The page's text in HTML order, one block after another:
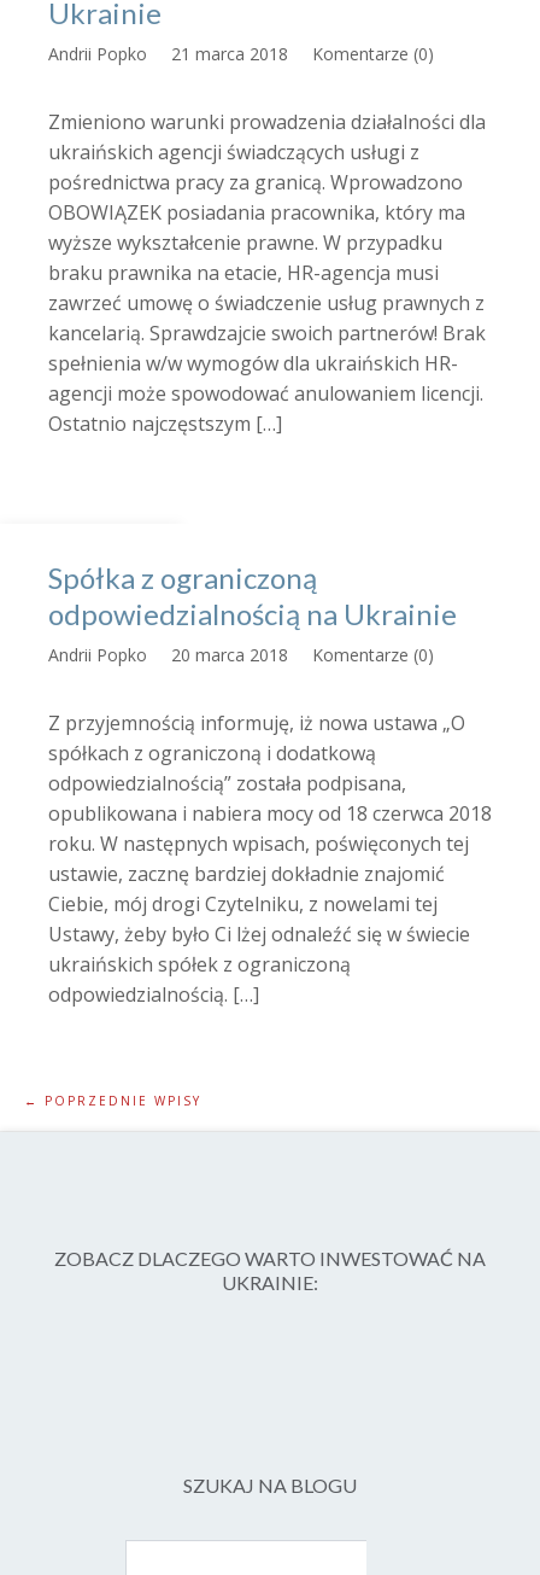
Ukrainie
Andrii Popko 21 marca 2018 Komentarze (0)
Zmieniono warunki prowadzenia działalności dla
ukraińskich agencji świadczących usługi z
pośrednictwa pracy za granicą. Wprowadzono
OBOWIĄZEK posiadania pracownika, który ma
wyższe wykształcenie prawne. W przypadku
braku prawnika na etacie, HR-agencja musi
zawrzeć umowę o świadczenie usług prawnych z
kancelarią. Sprawdzajcie swoich partnerów! Brak
spełnienia w/w wymogów dla ukraińskich HR-
agencji może spowodować anulowaniem licencji.
Ostatnio najczęstszym […]
Spółka z ograniczoną
odpowiedzialnością na Ukrainie
Andrii Popko 20 marca 2018 Komentarze (0)
Z przyjemnością informuję, iż nowa ustawa „O
spółkach z ograniczoną i dodatkową
odpowiedzialnością” została podpisana,
opublikowana i nabiera mocy od 18 czerwca 2018
roku. W następnych wpisach, poświęconych tej
ustawie, zacznę bardziej dokładnie znajomić
Ciebie, mój drogi Czytelniku, z nowelami tej
Ustawy, żeby było Ci lżej odnaleźć się w świecie
ukraińskich spółek z ograniczoną
odpowiedzialnością. […]
← POPRZEDNIE WPISY
ZOBACZ DLACZEGO WARTO INWESTOWAĆ NA
UKRAINIE:
SZUKAJ NA BLOGU